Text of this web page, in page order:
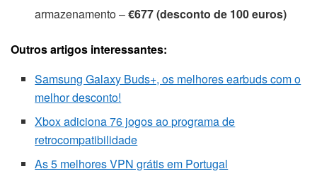
armazenamento –€677 (desconto de 100 euros)
Outros artigos interessantes:
Samsung Galaxy Buds+, os melhores earbuds com o
melhor desconto!
Xbox adiciona 76 jogos ao programa de
retrocompatibilidade
As 5 melhores VPN grátis em Portugal